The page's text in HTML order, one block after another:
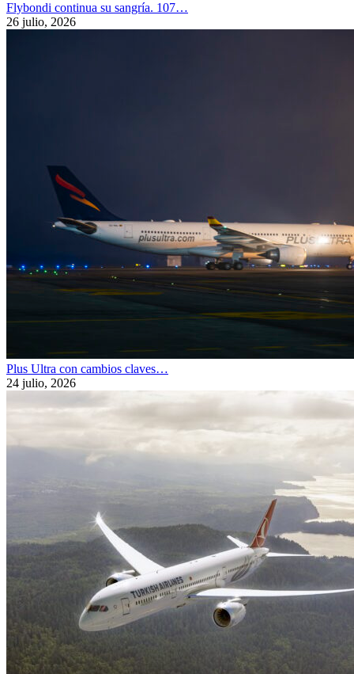
Flybondi continua su sangría. 107…
26 julio, 2026
Plus Ultra con cambios claves…
24 julio, 2026